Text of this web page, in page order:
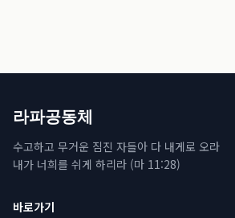
라파공동체
수고하고 무거운 짐진 자들아 다 내게로 오라
내가 너희를 쉬게 하리라 (마 11:28)
바로가기